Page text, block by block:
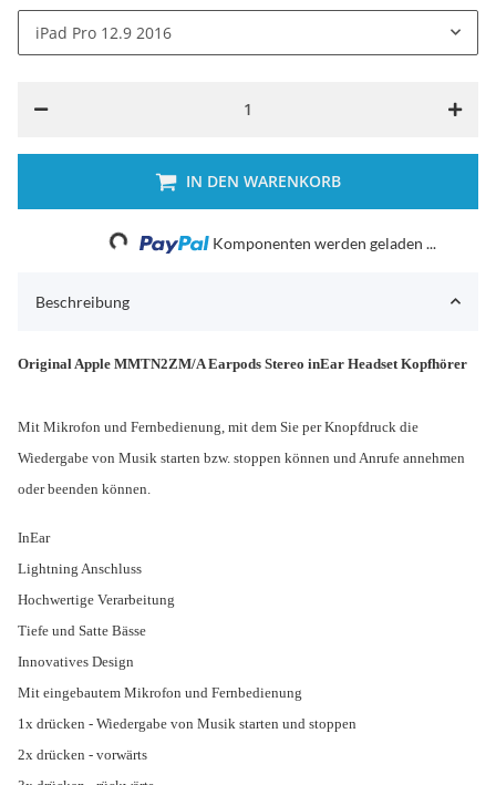
iPad Pro 12.9 2016
IN DEN WARENKORB
Loading... Komponenten werden geladen ...
Beschreibung
Original Apple MMTN2ZM/A Earpods Stereo inEar Headset Kopfhörer
Mit Mikrofon und Fernbedienung, mit dem Sie per Knopfdruck die
Wiedergabe von Musik starten bzw. stoppen können und Anrufe annehmen
oder beenden können.
InEar
Lightning Anschluss
Hochwertige Verarbeitung
Tiefe und Satte Bässe
Innovatives Design
Mit eingebautem Mikrofon und Fernbedienung
1x drücken - Wiedergabe von Musik starten und stoppen
2x drücken - vorwärts